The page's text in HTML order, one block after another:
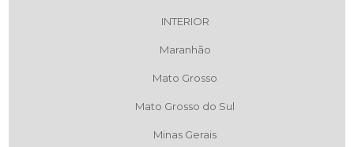
INTERIOR
Maranhão
Mato Grosso
Mato Grosso do Sul
Minas Gerais